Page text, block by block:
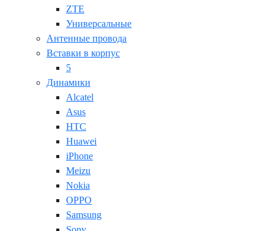
ZTE
Универсальные
Антенные провода
Вставки в корпус
5
Динамики
Alcatel
Asus
HTC
Huawei
iPhone
Meizu
Nokia
OPPO
Samsung